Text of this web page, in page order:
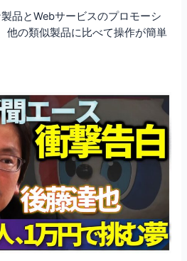
品とWebサービスのプロモーシ
他の類似製品に比べて操作が簡単